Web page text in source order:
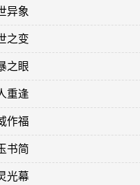
异象
之变
之眼
重逢
作福
书简
光幕